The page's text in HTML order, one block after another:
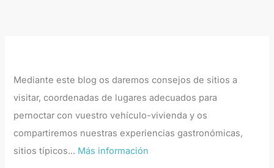
Mediante este blog os daremos consejos de sitios a
visitar, coordenadas de lugares adecuados para
pernoctar con vuestro vehículo-vivienda y os
compartiremos nuestras experiencias gastronómicas,
sitios típicos... Más información